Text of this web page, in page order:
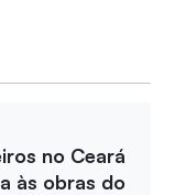
no Ceará
às obras do